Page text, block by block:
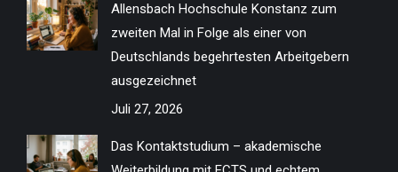
Allensbach Hochschule Konstanz zum
zweiten Mal in Folge als einer von
Deutschlands begehrtesten Arbeitgebern
ausgezeichnet
Juli 27, 2026
Das Kontaktstudium – akademische